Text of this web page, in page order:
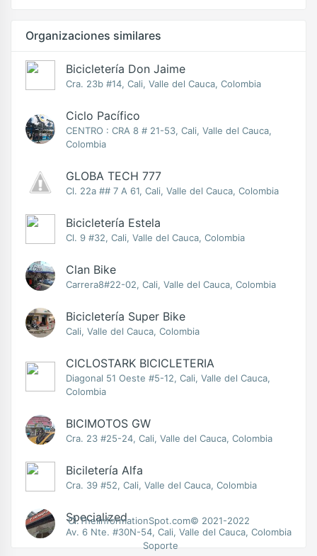
Organizaciones similares
Bicicletería Don Jaime
Cra. 23b #14, Cali, Valle del Cauca, Colombia
Ciclo Pacífico
CENTRO : CRA 8 # 21-53, Cali, Valle del Cauca,
Colombia
GLOBA TECH 777
Cl. 22a ## 7 A 61, Cali, Valle del Cauca, Colombia
Bicicletería Estela
Cl. 9 #32, Cali, Valle del Cauca, Colombia
Clan Bike
Carrera8#22-02, Cali, Valle del Cauca, Colombia
Bicicletería Super Bike
Cali, Valle del Cauca, Colombia
CICLOSTARK BICICLETERIA
Diagonal 51 Oeste #5-12, Cali, Valle del Cauca,
Colombia
BICIMOTOS GW
Cra. 23 #25-24, Cali, Valle del Cauca, Colombia
Biciletería Alfa
Cra. 39 #52, Cali, Valle del Cauca, Colombia
Specialized
Av. 6 Nte. #30N-54, Cali, Valle del Cauca, Colombia
Cl.TheIinformationSpot.com© 2021-2022
Soporte